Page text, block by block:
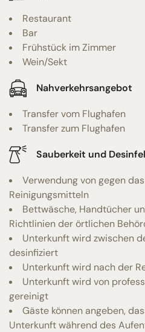
Restaurant
Bar
Frühstück im Zimmer
Wein/Sekt
Nahverkehrsangebot
Transfer vom Flughafen
Transfer zum Flughafen
Sauberkeit und
Verwendung von gegen
Reinigungsmitteln
Bettwäsche, Handtücher
Richtlinien der örtlichen
Unterkunft wird zwischen
desinfiziert
Unterkunft wird nach der
Unterkunft wird von
gereinigt
Gäste können angeben,
Unterkunft während des